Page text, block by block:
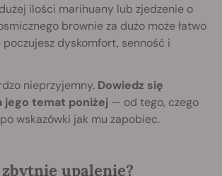
ilości marihuany lub zjedzenie o
brownie za dużo może łatwo
poczujesz dyskomfort, senność i
nieprzyjemny. Dowiedz się
jego temat poniżej — od tego, czego
wskazówki jak mu zapobiec.
zbytnie upalenie?